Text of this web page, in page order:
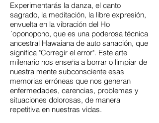
​Experimentarás la danza, el canto
sagrado, la meditación, la libre expresión,
envuelta en la vibración del Ho
´oponopono, que es una poderosa técnica
ancestral Hawaiana de auto sanación, que
significa "Corregir el error". Este arte
milenario nos enseña a borrar o limpiar de
nuestra mente subconsciente esas
memorias erróneas que nos generan
enfermedades, carencias, problemas y
situaciones dolorosas, de manera
repetitiva en nuestras vidas.